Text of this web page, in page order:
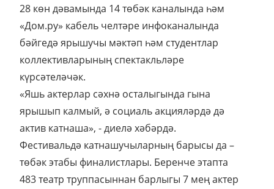
28 көн дәвамында 14 төбәк каналында һәм
«Дом.ру» кабель челтәре инфоканалында
бәйгедә ярышучы мәктәп һәм студентлар
коллективларының спектакльләре
күрсәтеләчәк.
«Яшь актерлар сәхнә осталыгында гына
ярышып калмый, ә социаль акцияләрдә дә
актив катнаша», - диелә хәбәрдә.
Фестивальдә катнашучыларның барысы да –
төбәк этабы финалистлары. Беренче этапта
483 театр труппасыннан барлыгы 7 мең актер